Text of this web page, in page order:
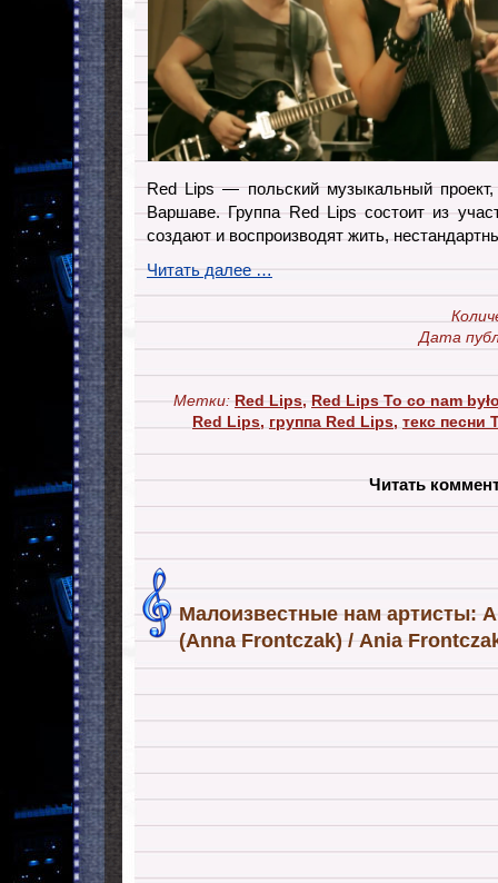
Red Lips — польский музыкальный
Варшаве. Группа Red Lips состоит из
создают и воспроизводят жить,
Читать далее …
Дата
Метки: Red Lips, Red Lips To co nam
Red Lips, группа Red Lips, текс песни
Читать
Малоизвестные нам артисты:
(Anna Frontczak) / Ania